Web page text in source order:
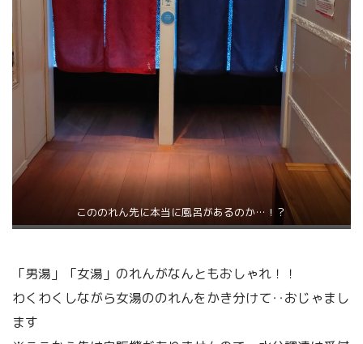
こののれん先に本当に風呂があるのか…！？
「男湯」「女湯」のれんがなんともおしゃれ！！
わくわくしながら女湯ののれんをかき分けて‥おじゃまし
ます